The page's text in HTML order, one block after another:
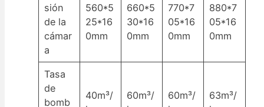
sión
de la
cámar
a
560*5
25*16
0mm
660*5
30*16
0mm
770*7
05*16
0mm
880*7
05*16
0mm
Tasa
de
bomb
40m³/
60m³/
60m³/
63m³/